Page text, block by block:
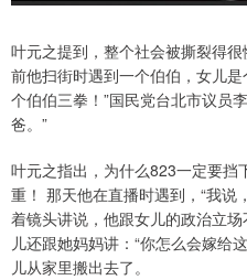
叶元之提到，整个社会被撕裂得
前他扫街时遇到一个伯伯，女儿是
个伯伯三拳！”国民党台北市议员
爸。”
叶元之指出，为什么823一定要挡
重！ 那天他在直播时遇到，“我说
着镜头讲说，他跟女儿的政治立
儿还跟她妈妈讲：“你怎么会嫁给
儿从家里搬出去了。